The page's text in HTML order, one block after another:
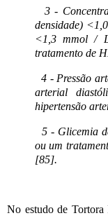
3 -
densidade)
<1,3 mmol /
tratamento de
4 - Pressão
arterial
hipertensão
5 - Glicemia
ou um
[85].
No estudo de Tortora